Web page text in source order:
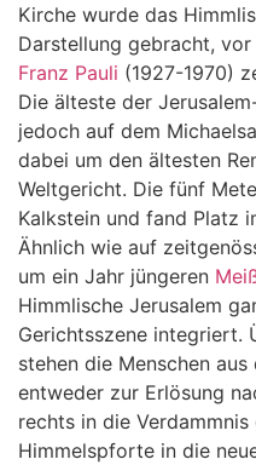
Kirche wurde das
Darstellung gebracht,
Franz Pauli (1927-1970)
Die älteste der
jedoch auf dem
dabei um den ältesten
Weltgericht. Die fünf
Kalkstein und fand Platz
Ähnlich wie auf
um ein Jahr jüngeren
Himmlische Jerusalem
Gerichtsszene integriert.
stehen die Menschen
entweder zur Erlösung
rechts in die
Himmelspforte in die